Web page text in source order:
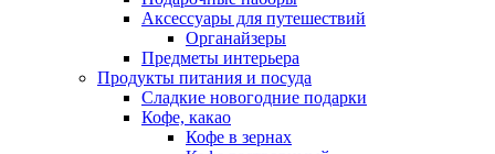
Аксессуары для путешествий
Органайзеры
Предметы интерьера
Продукты питания и посуда
Сладкие новогодние подарки
Кофе, какао
Кофе в зернах